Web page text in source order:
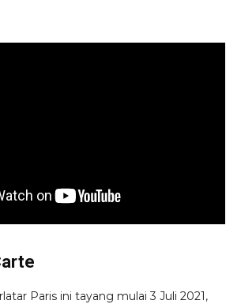
Paris ini tayang mulai 3 Juli 2021,